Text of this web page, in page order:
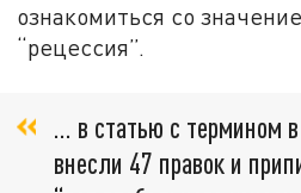
ознакомиться со
“рецессия”.
… в статью с термином
внесли 47 правок и